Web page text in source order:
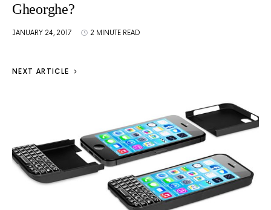
Gheorghe?
JANUARY 24, 2017 2 MINUTE READ
NEXT ARTICLE